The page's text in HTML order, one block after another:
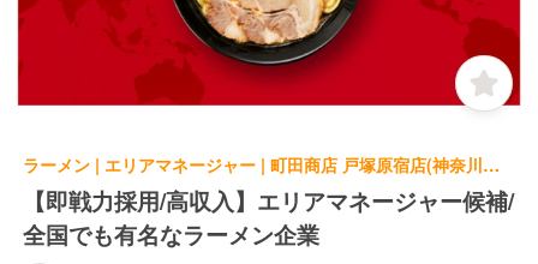
ラーメン | エリアマネージャー | 町田商店 戸塚原宿店(神奈川県横浜市戸塚区)
【即戦力採用/高収入】エリアマネージャー候補/
全国でも有名なラーメン企業